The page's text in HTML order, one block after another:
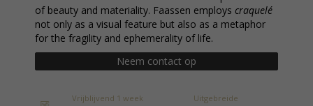
of beauty and materiality. Faassen employs craquelé
not only as a visual feature but also as a metaphor
for the fragility and ephemerality of life.
Neem contact op
Vrijblijvend 1 week
Uitgebreide